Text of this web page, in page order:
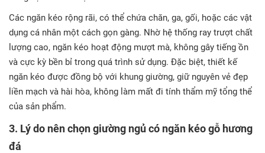
Các ngăn kéo rộng rãi, có thể chứa chăn, ga, gối, hoặc các vật
dụng cá nhân một cách gọn gàng. Nhờ hệ thống ray trượt chất
lượng cao, ngăn kéo hoạt động mượt mà, không gây tiếng ồn
và cực kỳ bền bỉ trong quá trình sử dụng. Đặc biệt, thiết kế
ngăn kéo được đồng bộ với khung giường, giữ nguyên vẻ đẹp
liền mạch và hài hòa, không làm mất đi tính thẩm mỹ tổng thể
của sản phẩm.
3. Lý do nên chọn giường ngủcó ngăn kéogỗ hương
đá